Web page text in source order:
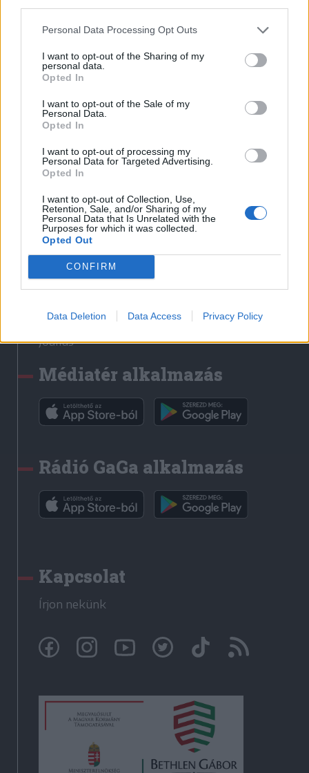
Personal Data Processing Opt Outs
I want to opt-out of the Sharing of my
personal data.
Opted In
I want to opt-out of the Sale of my
Personal Data.
Opted In
I want to opt-out of processing my
Personal Data for Targeted Advertising.
Opted In
I want to opt-out of Collection, Use,
Retention, Sale, and/or Sharing of my
Personal Data that Is Unrelated with the
Purposes for which it was collected.
Opted Out
CONFIRM
Data Deletion Data Access Privacy Policy
Nyomtatott lapjaink archívuma
Székely Hírmondó archívuma
Sütibeállítások
Médiatér
Liget
Krónika
Bihari Napló
Erdélyi Napló
Főtér
Rádió GaGa
Jóállás
Médiatér alkalmazás
Rádió GaGa alkalmazás
Kapcsolat
Írjon nekünk